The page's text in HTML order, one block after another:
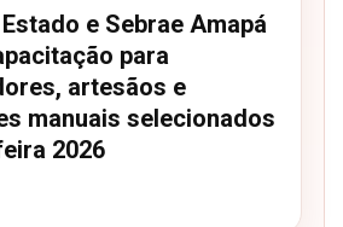
e Sebrae Amapá
para
artesãos e
manuais selecionados
2026